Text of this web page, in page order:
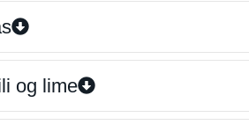
og lime